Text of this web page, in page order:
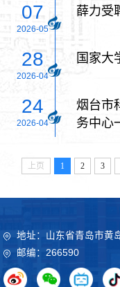
07
2026-05
薛力受
28
2026-04
国家大
24
2026-04
烟台市
务中心
上页 1 2 3
地址：山东省青岛市黄
邮编：266590